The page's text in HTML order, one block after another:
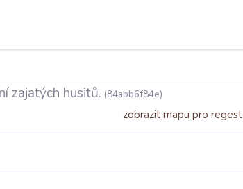
zajatých husitů. (84abb6f84e)
zobrazit mapu pro regest